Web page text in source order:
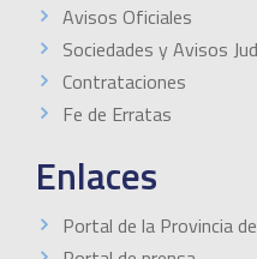
Avisos Oficiales
Sociedades y Avisos
Contrataciones
Fe de Erratas
Enlaces
Portal de la Provincia